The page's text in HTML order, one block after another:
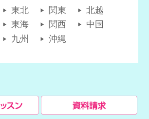
東北 関東
北越
東海 関西
中国
九州 沖縄